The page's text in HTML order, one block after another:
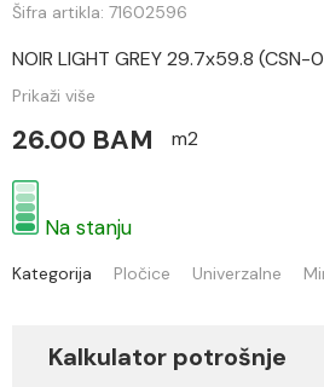
Šifra artikla: 71602596
NOIR LIGHT GREY 29.7x59.8 (CSN-
Prikaži više
26.00 BAM m2
Na stanju
Kategorija Pločice Univerzalne
Kalkulator potrošnje